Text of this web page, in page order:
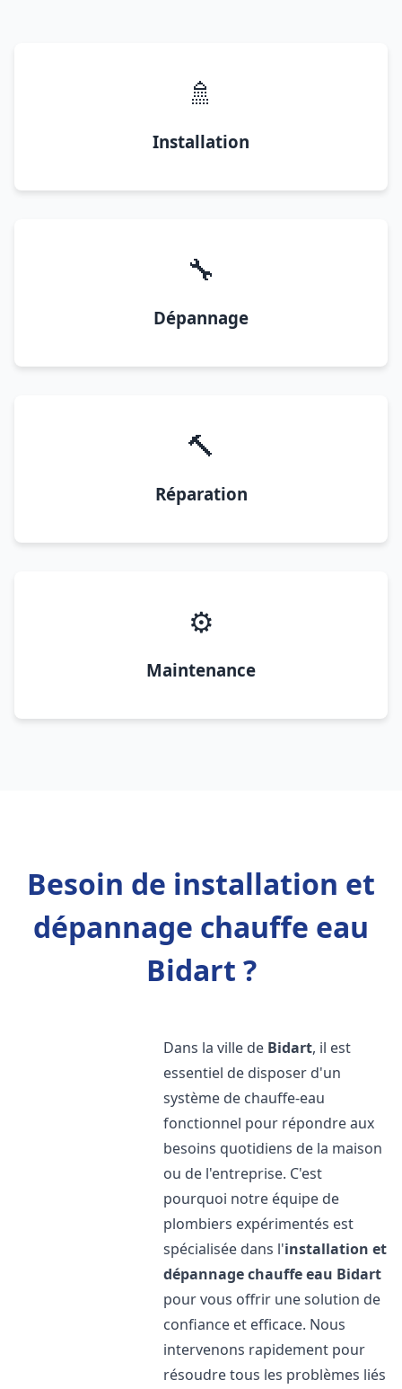
🚿
Installation
🔧
Dépannage
🔨
Réparation
⚙️
Maintenance
Besoin de installation et
dépannage chauffe eau
Bidart ?
Dans la ville de Bidart, il est
essentiel de disposer d'un
système de chauffe-eau
fonctionnel pour répondre aux
besoins quotidiens de la maison
ou de l'entreprise. C'est
pourquoi notre équipe de
plombiers expérimentés est
spécialisée dans l'installation et
dépannage chauffe eau Bidart
pour vous offrir une solution de
confiance et efficace. Nous
intervenons rapidement pour
résoudre tous les problèmes liés